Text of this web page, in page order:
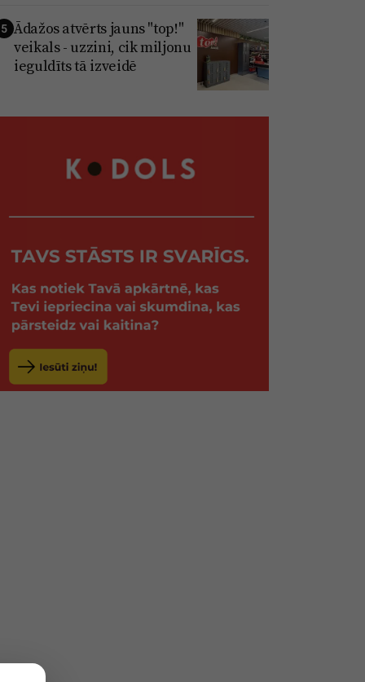
5 Ādažos atvērts jauns "top!"
veikals - uzzini, cik miljonu
ieguldīts tā izveidē